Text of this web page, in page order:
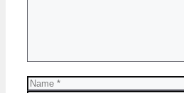
Name